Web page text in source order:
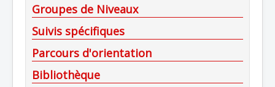
Groupes de Niveaux
Suivis spécifiques
Parcours d'orientation
Bibliothèque